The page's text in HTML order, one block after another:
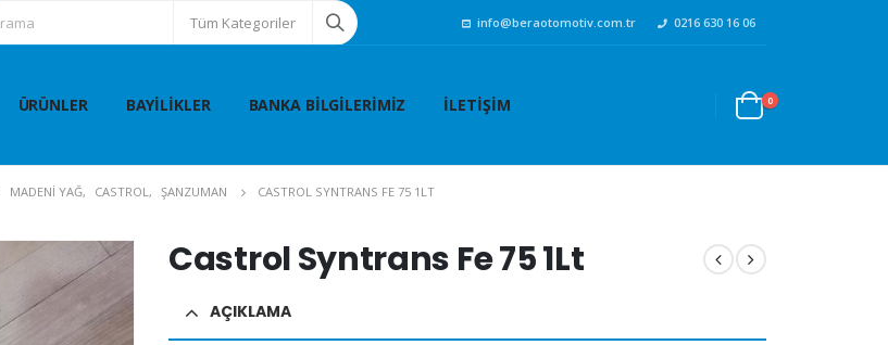
Tüm Kategoriler info@beraotomotiv.com.tr 0216 630 16 06
ÜRÜNLER BAYILIKLER BANKA BILGILERIMIZ İLETIŞIM 0
MADENİ YAĞ, CASTROL, ŞANZUMAN CASTROL SYNTRANS FE 75 1LT
Castrol Syntrans Fe 75 1Lt
AÇIKLAMA